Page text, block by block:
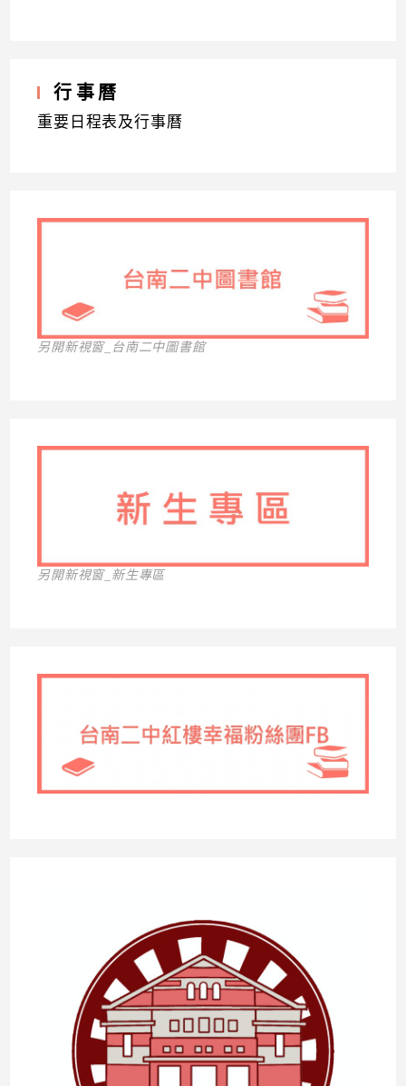
行事曆
重要日程表及行事曆
另開新視窗_台南二中圖書館
另開新視窗_新生專區